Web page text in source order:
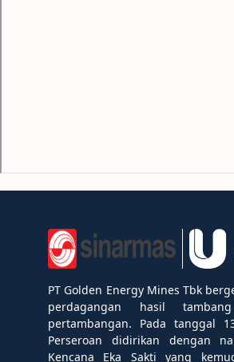
PT Golden Energy Mines Tbk
perdagangan hasil
pertambangan. Pada tanggal
Perseroan didirikan dengan
Kencana Eka Sakti yang